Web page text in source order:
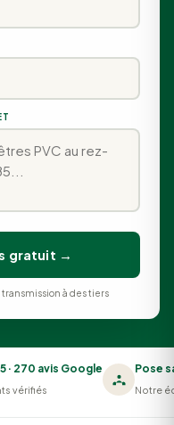
gratuit →
à des tiers
· 270 avis Google
vérifiés
Pose
Notre